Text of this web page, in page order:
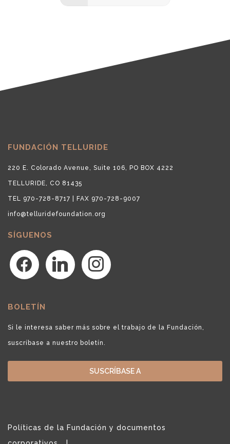
FUNDACIÓN TELLURIDE
220 E. Colorado Avenue, Suite 106, PO BOX 4222
TELLURIDE, CO 81435
TEL 970-728-8717 | FAX 970-728-9007
info@telluridefoundation.org
SÍGUENOS
facebook linkedin instagram
BOLETÍN
Si le interesa saber más sobre el trabajo de la Fundación,
suscríbase a nuestro boletín.
SUSCRÍBASE A
Políticas de la Fundación y documentos